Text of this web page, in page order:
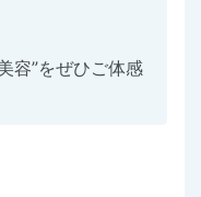
容”をぜひご体感